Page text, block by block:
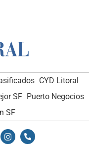
CYD Litoral
SF Puerto Negocios
SF